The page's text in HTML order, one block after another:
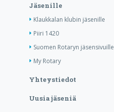
Jäsenille
Klaukkalan klubin jäsenille
Piiri 1420
Suomen Rotaryn jäsensivuille
My Rotary
Yhteystiedot
Uusia jäseniä